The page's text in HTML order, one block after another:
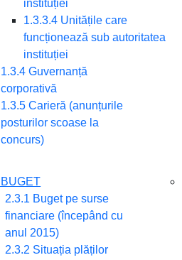
instituției
1.3.3.4 Unitățile care
funcționează sub autoritatea
instituției
1.3.4 Guvernanță
corporativă
1.3.5 Carieră (anunțurile
posturilor scoase la
concurs)
2.3.1 Buget pe surse
financiare (începând cu
anul 2015)
2.3.2 Situația plăților